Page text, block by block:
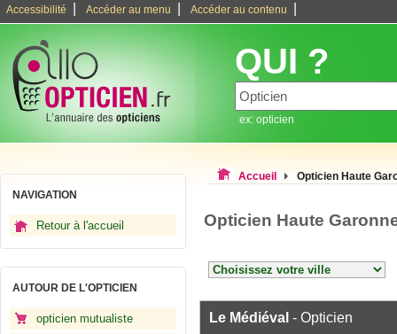
Accessibilité Accéder au menu Accéder au contenu
QUI ?
ex: opticien
NAVIGATION
Retour à l'accueil
AUTOUR DE L'OPTICIEN
opticien mutualiste
Accueil Opticien Haute
Opticien Haute
Le Médiéval - Opticien